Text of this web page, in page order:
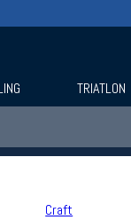
Craft
TRIATLON